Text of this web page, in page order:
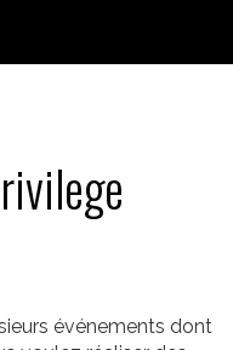
événements dont